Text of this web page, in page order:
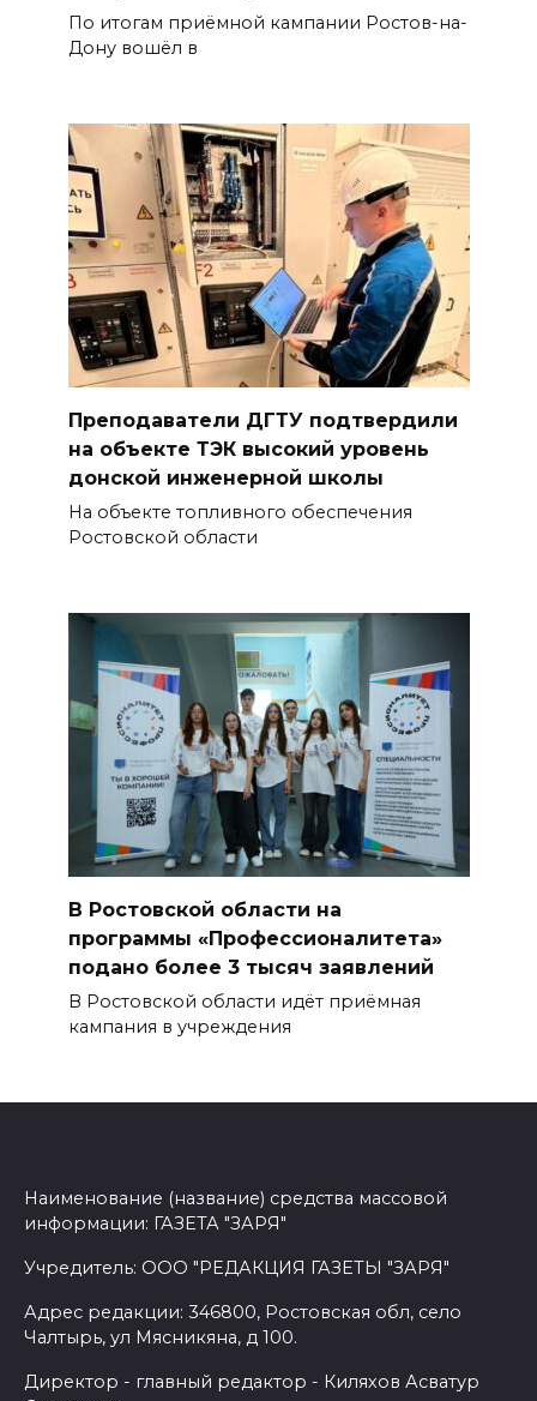
По итогам приёмной кампании Ростов-на-
Дону вошёл в
Преподаватели ДГТУ подтвердили
на объекте ТЭК высокий уровень
донской инженерной школы
На объекте топливного обеспечения
Ростовской области
В Ростовской области на
программы «Профессионалитета»
подано более 3 тысяч заявлений
В Ростовской области идёт приёмная
кампания в учреждения
Наименование (название) средства массовой
информации: ГАЗЕТА "ЗАРЯ"
Учредитель: ООО "РЕДАКЦИЯ ГАЗЕТЫ "ЗАРЯ"
Адрес редакции: 346800, Ростовская обл, село
Чалтырь, ул Мясникяна, д 100.
Директор - главный редактор - Киляхов Асватур